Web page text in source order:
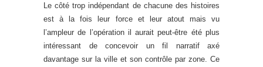
Le côté trop indépendant de chacune des histoires
est à la fois leur force et leur atout mais vu
l’ampleur de l’opération il aurait peut-être été plus
intéressant de concevoir un fil narratif axé
davantage sur la ville et son contrôle par zone. Ce